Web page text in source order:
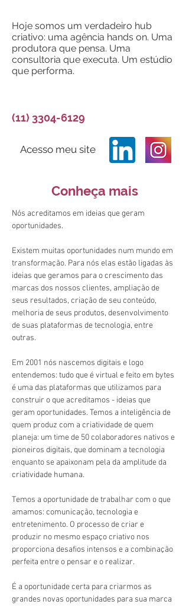
Hoje somos um verdadeiro hub
criativo: uma agência hands on. Uma
produtora que pensa. Uma
consultoria que executa. Um estúdio
que performa.
(11) 3304-6129
Acesso meu site
Conheça mais
Nós acreditamos em ideias que geram
oportunidades.
Existem muitas oportunidades num mundo em
transformação. Para nós elas estão ligadas às
ideias que geramos para o crescimento das
marcas dos nossos clientes, ampliação de
seus resultados, criação de seu conteúdo,
melhoria de seus produtos, desenvolvimento
de suas plataformas de tecnologia, entre
outras.
Em 2001 nós nascemos digitais e logo
entendemos: tudo que é virtual e feito em bytes
é uma das plataformas que utilizamos para
construir o que acreditamos - ideias que
geram oportunidades. Temos a inteligência de
quem produz com a criatividade de quem
planeja: um time de 50 colaboradores nativos e
pioneiros digitais, que dominam a tecnologia
enquanto se apaixonam pela da amplitude da
criatividade humana.
Temos a oportunidade de trabalhar com o que
amamos: comunicação, tecnologia e
entretenimento. O processo de criar e
produzir no mesmo espaço criativo nos
proporciona desafios intensos e a combinação
perfeita entre o pensar e o realizar.
É a oportunidade certa para criarmos as
grandes novas oportunidades para sua marca